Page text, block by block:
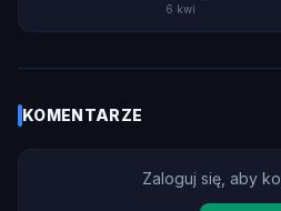
6 kwi
KOMENTARZE
Zaloguj się, aby